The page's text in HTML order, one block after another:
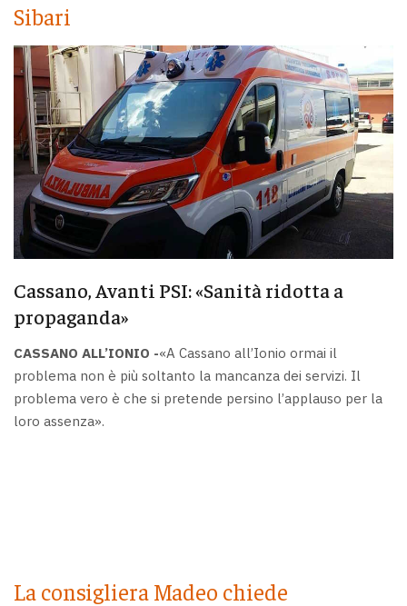
Sibari
Cassano, Avanti PSI: «Sanità ridotta a
propaganda»
CASSANO ALL’IONIO -«A Cassano all’Ionio ormai il
problema non è più soltanto la mancanza dei servizi. Il
problema vero è che si pretende persino l’applauso per la
loro assenza».
La consigliera Madeo chiede